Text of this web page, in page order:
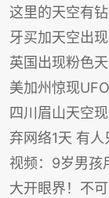
这里的天空有钻
牙买加天空出
英国出现粉色
美加州惊现
四川眉山天空
弃网络1天 有
视频：9岁男孩用妈妈
大开眼界！不